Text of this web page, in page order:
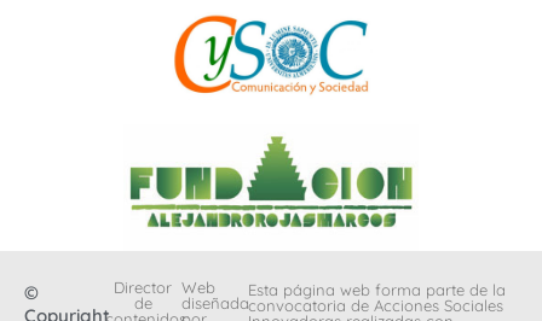
©
Copyright
Director
de
Web
diseñada
Esta página web forma parte de la
convocatoria de Acciones Sociales